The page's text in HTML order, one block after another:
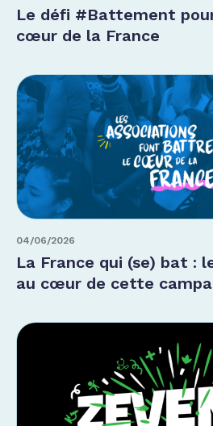
Le défi #Battement
cœur de la France
04/06/2026
La France qui (se) bat :
au cœur de cette